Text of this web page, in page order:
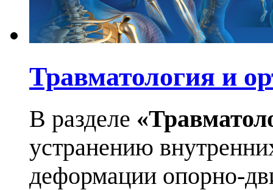
Травматология и
В разделе
устранению
деформации опорно-